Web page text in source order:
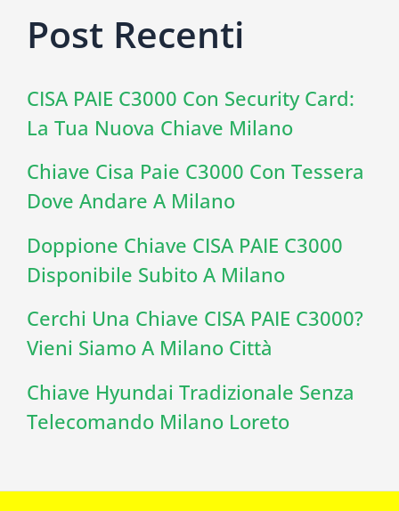
Post Recenti
CISA PAIE C3000 Con Security Card:
La Tua Nuova Chiave Milano
Chiave Cisa Paie C3000 Con Tessera
Dove Andare A Milano
Doppione Chiave CISA PAIE C3000
Disponibile Subito A Milano
Cerchi Una Chiave CISA PAIE C3000?
Vieni Siamo A Milano Città
Chiave Hyundai Tradizionale Senza
Telecomando Milano Loreto